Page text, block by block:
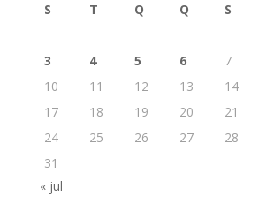
S T Q Q S
3
4 5 6 7
10
11 12 13 14
17
18 19 20 21
24
25 26 27 28
31
« jul